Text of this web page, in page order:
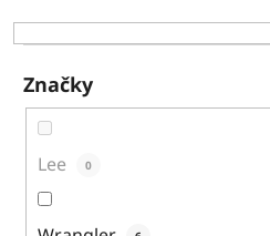
k
t
ůZnačky
Lee 0